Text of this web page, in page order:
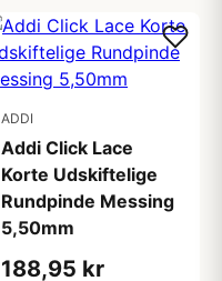
ADDI
Addi Click Lace
Korte Udskiftelige
Rundpinde Messing
5,50mm
188,95 kr